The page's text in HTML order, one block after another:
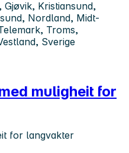
Kristiansund,
Nordland, Midt-
Troms,
Sverige
muligheit for
for langvakter